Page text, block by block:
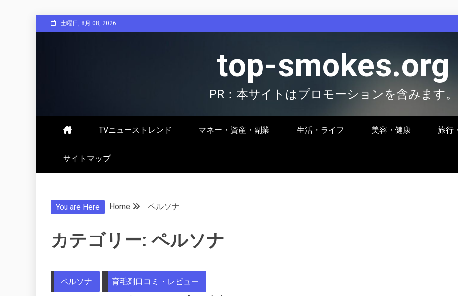
to
土曜日, 8月 08, 2026
top-smokes.org
PR：本サイトはプロモーションを含みます。
TVニューストレンド マネー・資産・副業 生活・ライフ 美容・健康 旅行
サイトマップ
You are Here Home ペルソナ
カテゴリー: ペルソナ
ペルソナ 育毛剤口コミ・レビュー